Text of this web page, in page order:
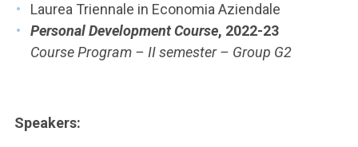
Laurea Triennale in Economia Aziendale
Personal Development Course, 2022-23
Course Program – II semester – Group G2
Speakers: